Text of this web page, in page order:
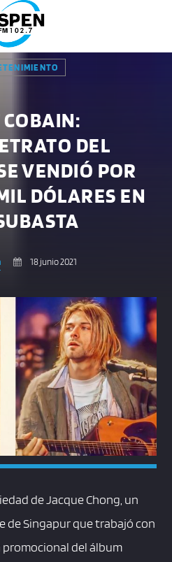
EL SITIO:
PÁGINA EN:
Facebook
Whatsapp
DEL
VENDIÓ POR
DÓLARES EN
18 junio 2021
de Jacque Chong, un
Singapur que trabajó con
del álbum